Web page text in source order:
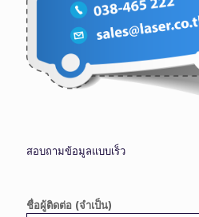
สอบถามข้อมูลแบบเร็ว
ชื่อผู้ติดต่อ (จำเป็น)